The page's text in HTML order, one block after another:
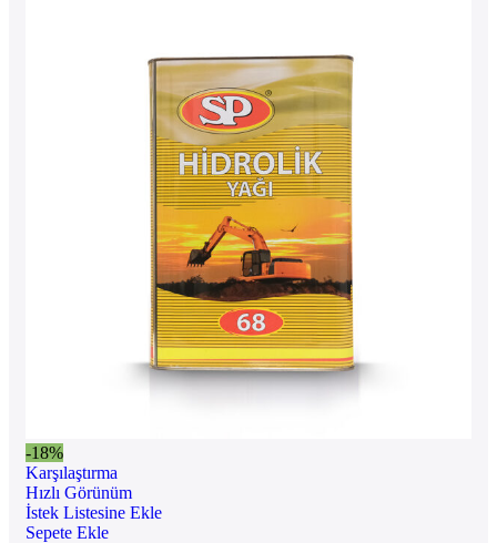
-18%
Karşılaştırma
Hızlı Görünüm
İstek Listesine Ekle
Sepete Ekle